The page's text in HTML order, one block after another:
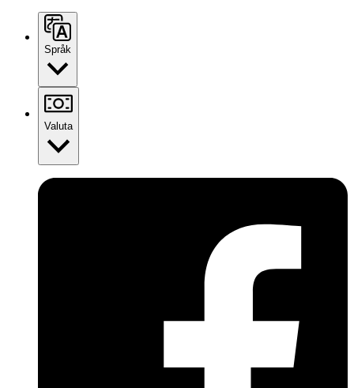
Språk
Valuta